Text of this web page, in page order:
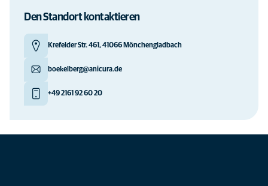
Den Standort kontaktieren
Krefelder Str. 461, 41066 Mönchengladbach
boekelberg@anicura.de
+49 2161 92 60 20